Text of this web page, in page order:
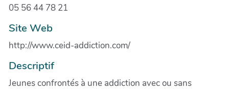
05 56 44 78 21
Site Web
http://www.ceid-addiction.com/
Descriptif
Jeunes confrontés à une addiction avec ou sans